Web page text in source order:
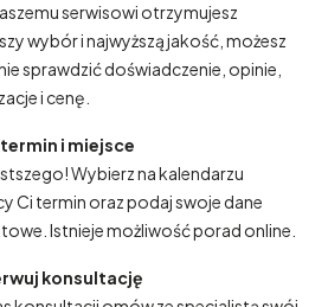
serwisowi otrzymujesz
wybór i najwyższą jakość, możesz
sprawdzić doświadczenie, opinie,
i cenę.
termin i miejsce
Wybierz na kalendarzu
Ci termin oraz podaj swoje dane
Istnieje możliwość porad online.
konsultację